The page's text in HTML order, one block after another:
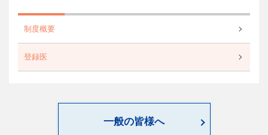
制度概要
登録医
一般の皆様へ